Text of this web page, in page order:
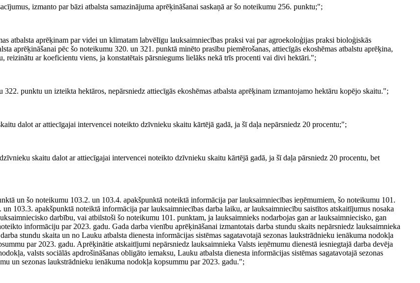
izmanto par bāzi atbalsta samazinājuma aprēķināšanai saskaņā ar šo noteikumu 256. punktu;";
atbalsta aprēķinam par videi un klimatam labvēlīgu lauksaimniecības praksi vai par agroekoloģijas praksi bioloģiskās
aprēķināšanai pēc šo noteikumu 320. un 321. punktā minēto prasību piemērošanas, attiecīgās ekoshēmas atbalstu aprēķina,
reizinātu ar koeficientu viens, ja konstatētais pārsniegums lielāks nekā trīs procenti vai divi hektāri.";
punktu un izteikta hektāros, nepārsniedz attiecīgās ekoshēmas atbalsta aprēķinam izmantojamo hektāru kopējo skaitu.";
dalot ar attiecīgajai intervencei noteikto dzīvnieku skaitu kārtējā gadā, ja šī daļa nepārsniedz 20 procentu;";
skaitu dalot ar attiecīgajai intervencei noteikto dzīvnieku skaitu kārtējā gadā, ja šī daļa pārsniedz 20 procentu, bet
un šo noteikumu 103.2. un 103.4. apakšpunktā noteiktā informācija par lauksaimniecības ieņēmumiem, šo noteikumu 101.
103.3. apakšpunktā noteiktā informācija par lauksaimniecības darba laiku, ar lauksaimniecību saistītos atskaitījumus nosaka
darbību, vai atbilstoši šo noteikumu 101. punktam, ja lauksaimnieks nodarbojas gan ar lauksaimniecisko, gan
informāciju par 2023. gadu. Gada darba vienību aprēķināšanai izmantotais darba stundu skaits nepārsniedz lauksaimnieka
stundu skaita un no Lauku atbalsta dienesta informācijas sistēmas sagatavotajā sezonas laukstrādnieku ienākuma nodokļa
par 2023. gadu. Aprēķinātie atskaitījumi nepārsniedz lauksaimnieka Valsts ieņēmumu dienestā iesniegtajā darba devēja
valsts sociālās apdrošināšanas obligāto iemaksu, Lauku atbalsta dienesta informācijas sistēmas sagatavotajā sezonas
un sezonas laukstrādnieku ienākuma nodokļa kopsummu par 2023. gadu.";